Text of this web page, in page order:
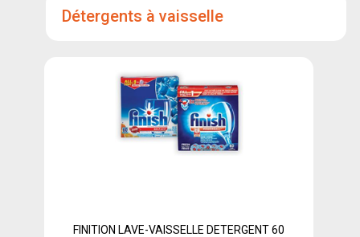
Détergents à vaisselle
FINITION LAVE-VAISSELLE DETERGENT 60